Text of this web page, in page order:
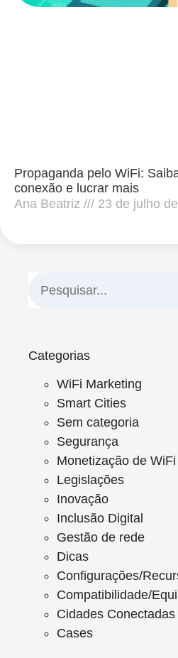
Propaganda pelo WiFi:
conexão e lucrar mais
Ana Beatriz
23 de julho
Categorias
WiFi Marketing
Smart Cities
Sem categoria
Segurança
Monetização de WiFi
Legislações
Inovação
Inclusão Digital
Gestão de rede
Dicas
Configurações/
Compatibilidade/
Cidades Conectadas
Cases